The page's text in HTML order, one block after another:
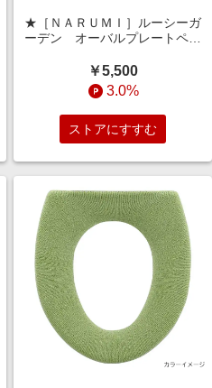
★［ＮＡＲＵＭＩ］ルーシーガ
ーデン オーバルプレートペア
￥5,500
3.0%
ストアにすすむ